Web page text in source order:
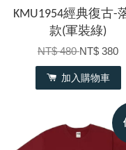
KMU1954經典復古-
款(軍裝綠)
NT$ 480NT$ 380
加入購物車